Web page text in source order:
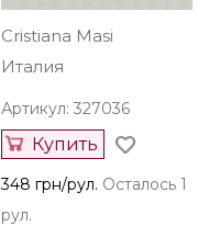
Cristiana Masi
Италия
Артикул: 327036
Купить
348 грн/рул. Осталось 1
рул.